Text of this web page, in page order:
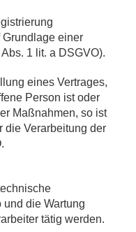
einer
1 lit. a DSGVO).
eines Vertrages,
Person ist oder
Maßnahmen, so ist
die Verarbeitung der
und die Wartung
tätig werden.